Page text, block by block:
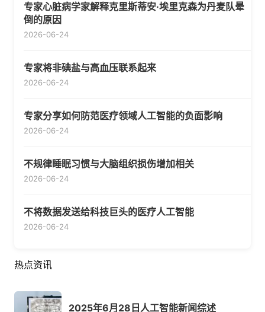
专家心脏病学家解释克里斯蒂安·埃里克森为丹麦队晕
倒的原因
2026-06-24
专家将非碘盐与高血压联系起来
2026-06-24
专家分享如何防范医疗领域人工智能的负面影响
2026-06-24
不规律睡眠习惯与大脑组织损伤增加相关
2026-06-24
不将数据发送给科技巨头的医疗人工智能
2026-06-24
热点资讯
2025年6月28日人工智能新闻综述